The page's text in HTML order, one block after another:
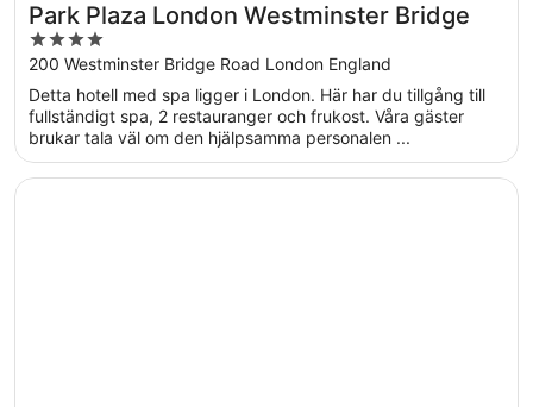
Park Plaza London Westminster Bridge
4
out
of
5
200 Westminster Bridge Road London England
Detta hotell med spa ligger i London. Här har du tillgång till
fullständigt spa, 2 restauranger och frukost. Våra gäster
brukar tala väl om den hjälpsamma personalen ...
Öppnas i ett nytt fönster
a&o London Docklands Riverside